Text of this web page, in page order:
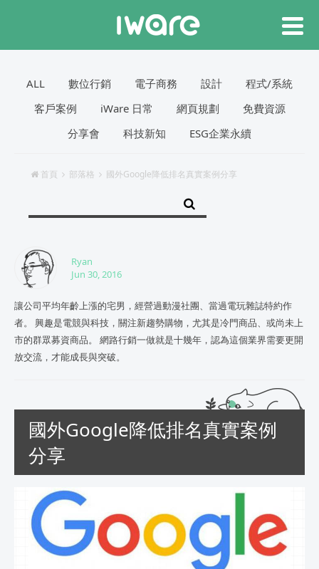
ALL 數位行銷 電子商務 設計
程式/系統
客戶案例
iWare 日常 網頁規劃
免費資源
分享會
科技新知 ESG企業永續
首頁 部落格 國外Google降低排名真實案例分享
Ryan
Jun 30, 2016
讓公司平均年齡上漲的宅男，經營過動漫社團、當過電玩雜誌特約作
者。 興趣是電競與科技，關注新趨勢購物，尤其是冷門商品、或尚未上
市的群眾募資商品。 網路行銷一做就是十幾年，認為這個業界需要更開
放交流，才能成長與突破。
國外Google降低排名真實案例
分享